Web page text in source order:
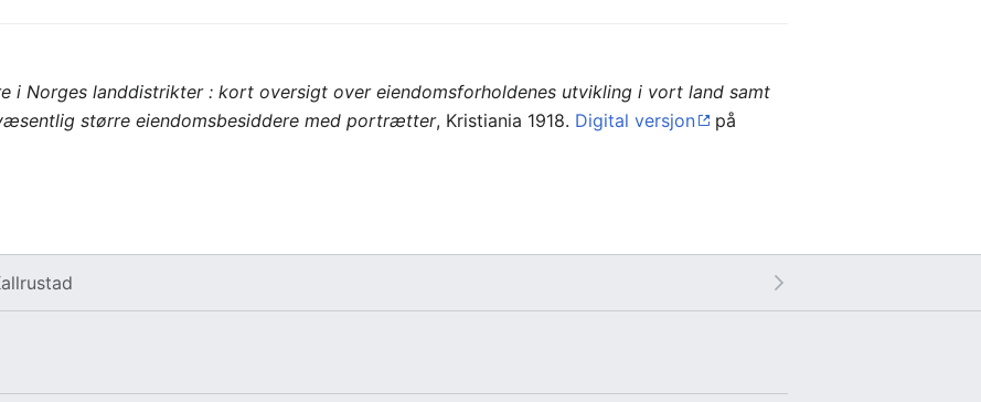
i Norges landdistrikter : kort oversigt over eiendomsforholdenes utvikling i vort land samt
større eiendomsbesiddere med portrætter, Kristiania 1918. Digital versjon
på